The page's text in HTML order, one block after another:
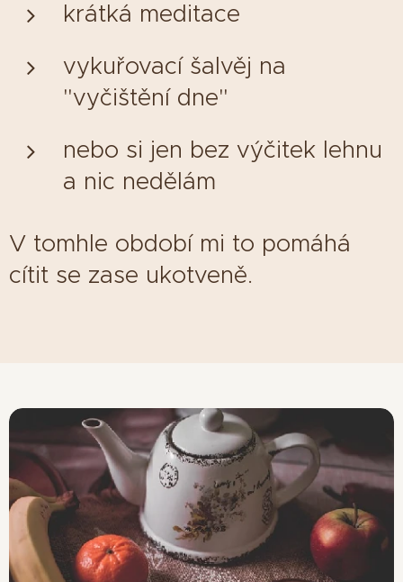
krátká meditace
vykuřovací šalvěj na
"vyčištění dne"
nebo si jen bez výčitek lehnu
a nic nedělám
V tomhle období mi to pomáhá
cítit se zase ukotveně.